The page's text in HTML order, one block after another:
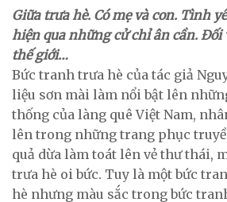
Giữa trưa hè. Có mẹ và con. Tình
hiện qua những cử chỉ ân cần. Đối
thế giới…
Bức tranh trưa hè của tác giả
liệu sơn mài làm nổi bật lên
thống của làng quê Việt Nam,
lên trong những trang phục
quả dừa làm toát lên vẻ thư thái,
trưa hè oi bức. Tuy là một bức
hè nhưng màu sắc trong bức